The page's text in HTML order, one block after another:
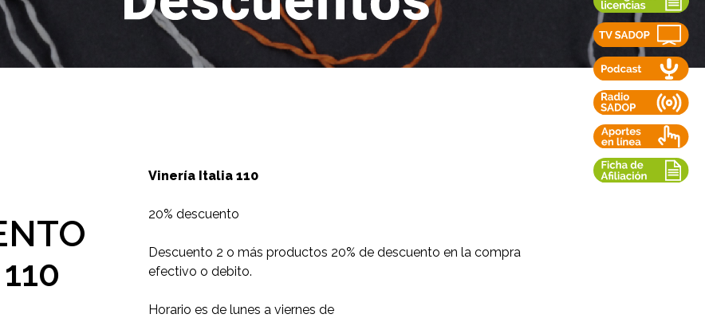
Vinería Italia 110
20% descuento
Descuento 2 o más productos 20% de descuento en la compra
efectivo o debito.
Horario es de lunes a viernes de